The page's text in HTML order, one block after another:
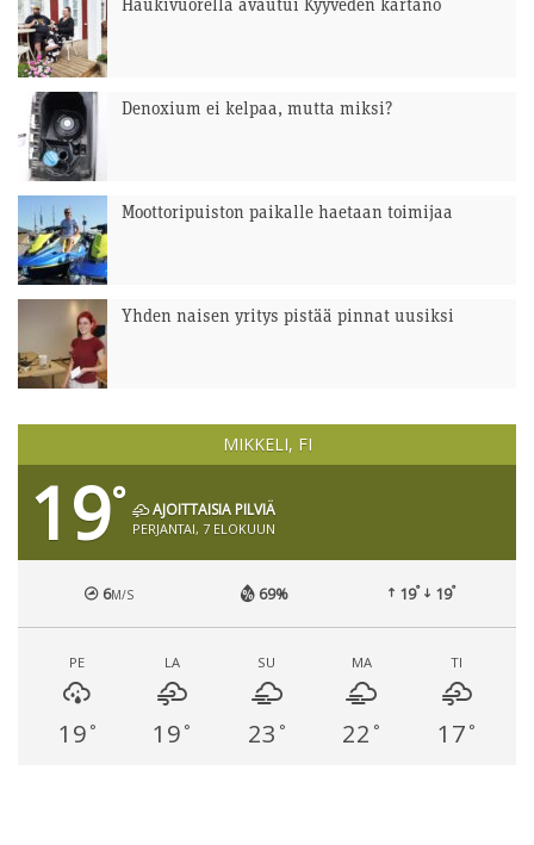
Haukivuorella avautui Kyyveden kartano
Denoxium ei kelpaa, mutta miksi?
Moottoripuiston paikalle haetaan toimijaa
Yhden naisen yritys pistää pinnat uusiksi
MIKKELI, FI
19° AJOITTAISIA PILVIÄ
PERJANTAI, 7 ELOKUUN
6M/S 69% 19° 19°
PE
19 °
LA
19 °
SU
23 °
MA
22 °
TI
17 °